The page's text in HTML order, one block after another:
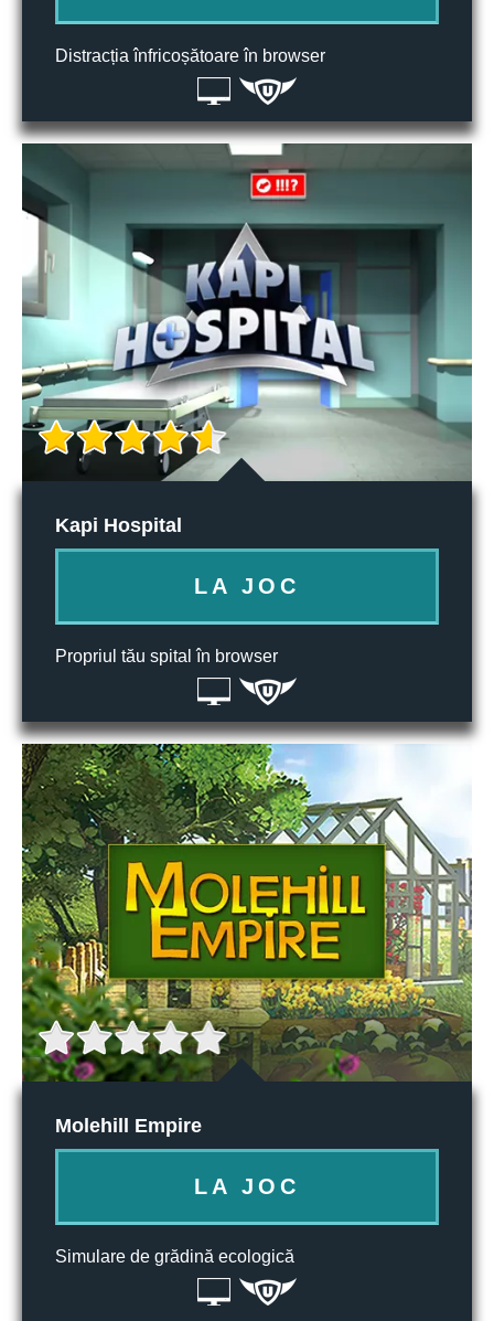
Distracția înfricoșătoare în browser
Kapi Hospital
LA JOC
Propriul tău spital în browser
Molehill Empire
LA JOC
Simulare de grădină ecologică